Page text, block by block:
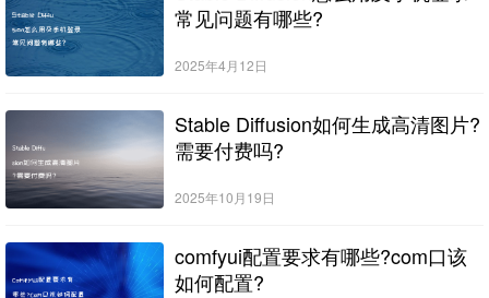
常见问题有哪些?
2025年4月12日
Stable Diffusion如何生成高清图片?
需要付费吗?
2025年10月19日
comfyui配置要求有哪些?com口该
如何配置?